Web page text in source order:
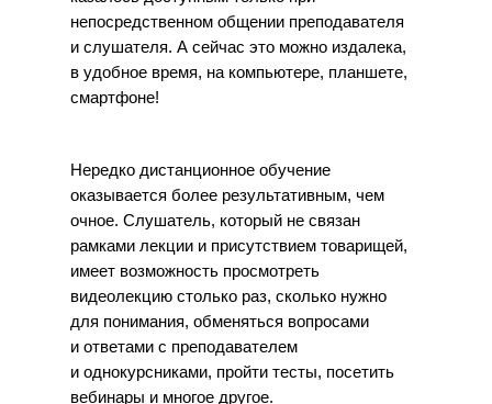
непосредственном общении преподавателя
и слушателя. А сейчас это можно издалека,
в удобное время, на компьютере, планшете,
смартфоне!
Нередко дистанционное обучение
оказывается более результативным, чем
очное. Слушатель, который не связан
рамками лекции и присутствием товарищей,
имеет возможность просмотреть
видеолекцию столько раз, сколько нужно
для понимания, обменяться вопросами
и ответами с преподавателем
и однокурсниками, пройти тесты, посетить
вебинары и многое другое.
Центр развития специалистов